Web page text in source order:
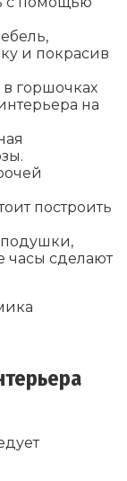
и покрасив
горшочках
на
построить
часы сделают